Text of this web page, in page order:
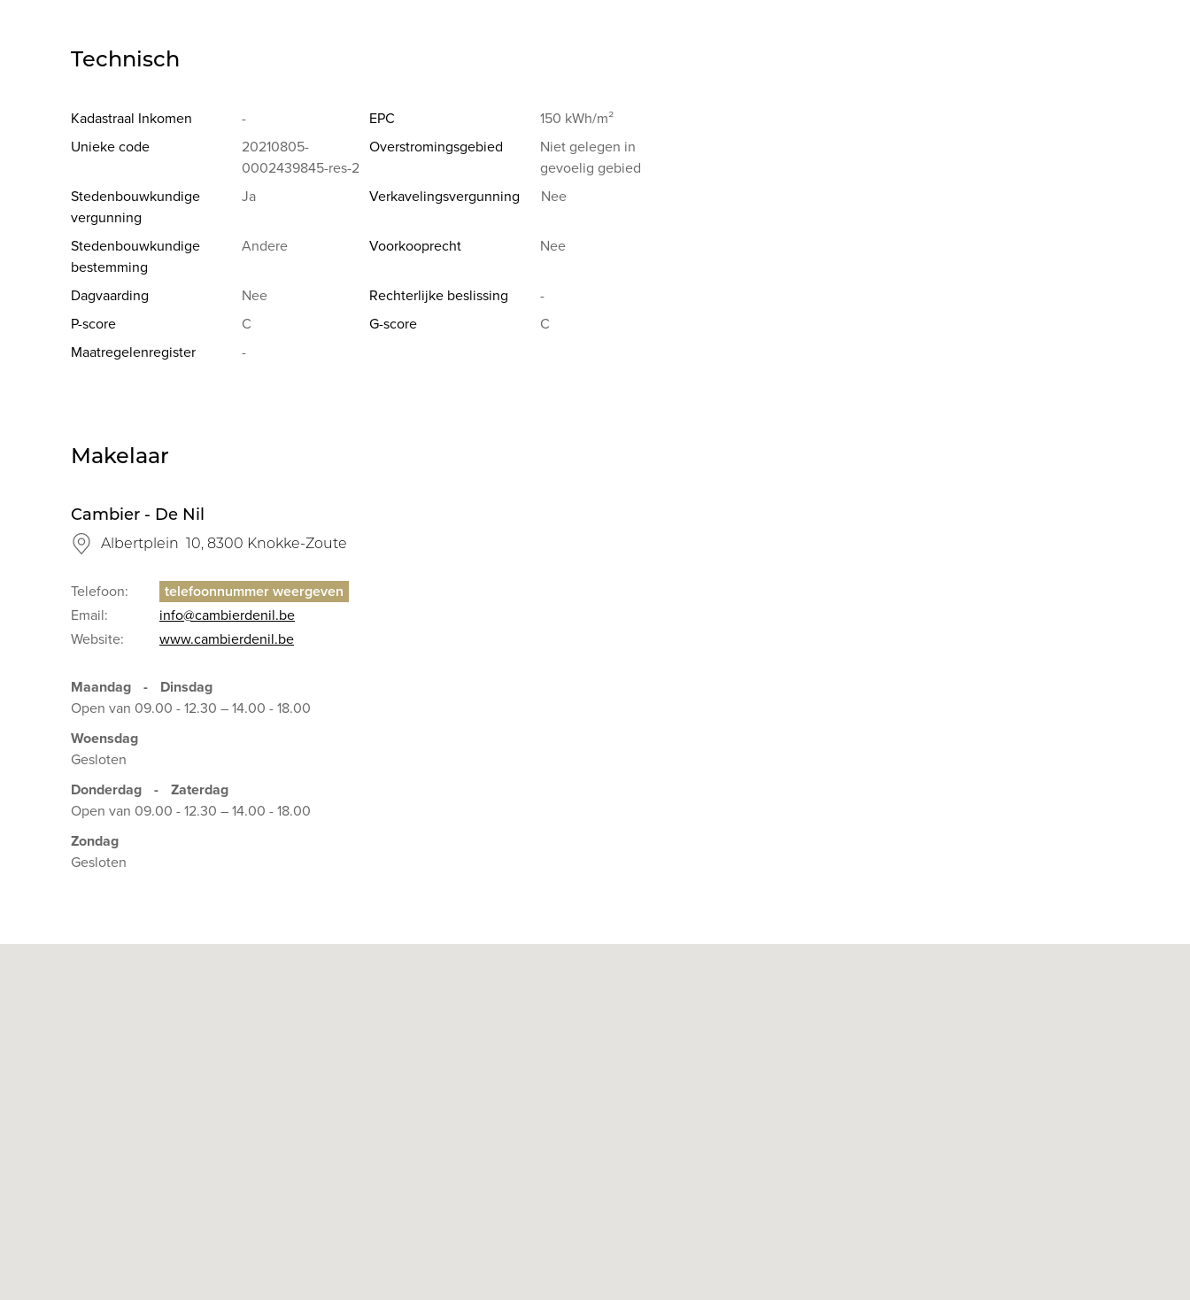
Technisch
Kadastraal Inkomen - EPC
150 kWh/m²
Unieke code
20210805-
0002439845-res-2
Overstromingsgebied
Niet gelegen in
gevoelig gebied
Stedenbouwkundige
vergunning
Ja Verkavelingsvergunning Nee
Stedenbouwkundige
bestemming
Andere Voorkooprecht Nee
Dagvaarding Nee Rechterlijke beslissing
-
P-score
C G-score
C
Maatregelenregister
-
Makelaar
Cambier - De Nil
Albertplein 10, 8300 Knokke-Zoute
Telefoon:
Email:
info@cambierdenil.be
Website:
www.cambierdenil.be
Maandag -
Dinsdag
Open van 09.00 - 12.30 – 14.00 - 18.00
Woensdag
Gesloten
Donderdag
-
Zaterdag
Open van 09.00 - 12.30 – 14.00 - 18.00
Zondag
Gesloten